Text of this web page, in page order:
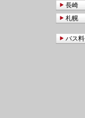
長崎
札幌
バス